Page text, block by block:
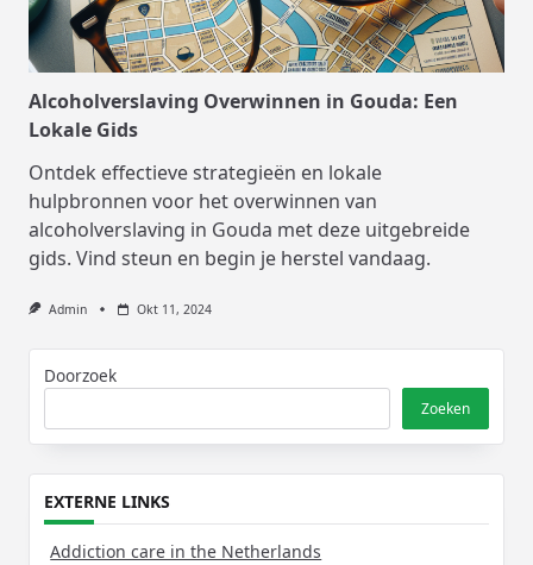
Alcoholverslaving Overwinnen in Gouda: Een
Lokale Gids
Ontdek effectieve strategieën en lokale
hulpbronnen voor het overwinnen van
alcoholverslaving in Gouda met deze uitgebreide
gids. Vind steun en begin je herstel vandaag.
Admin Okt 11, 2024
Doorzoek
Zoeken
EXTERNE LINKS
Addiction care in the Netherlands